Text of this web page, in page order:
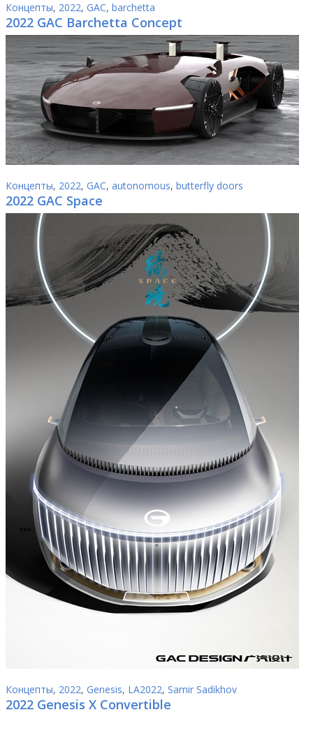
Концепты, 2022, GAC, barchetta
2022 GAC Barchetta Concept
Концепты, 2022, GAC, autonomous, butterfly doors
2022 GAC Space
Концепты, 2022, Genesis, LA2022, Samir Sadikhov
2022 Genesis X Convertible